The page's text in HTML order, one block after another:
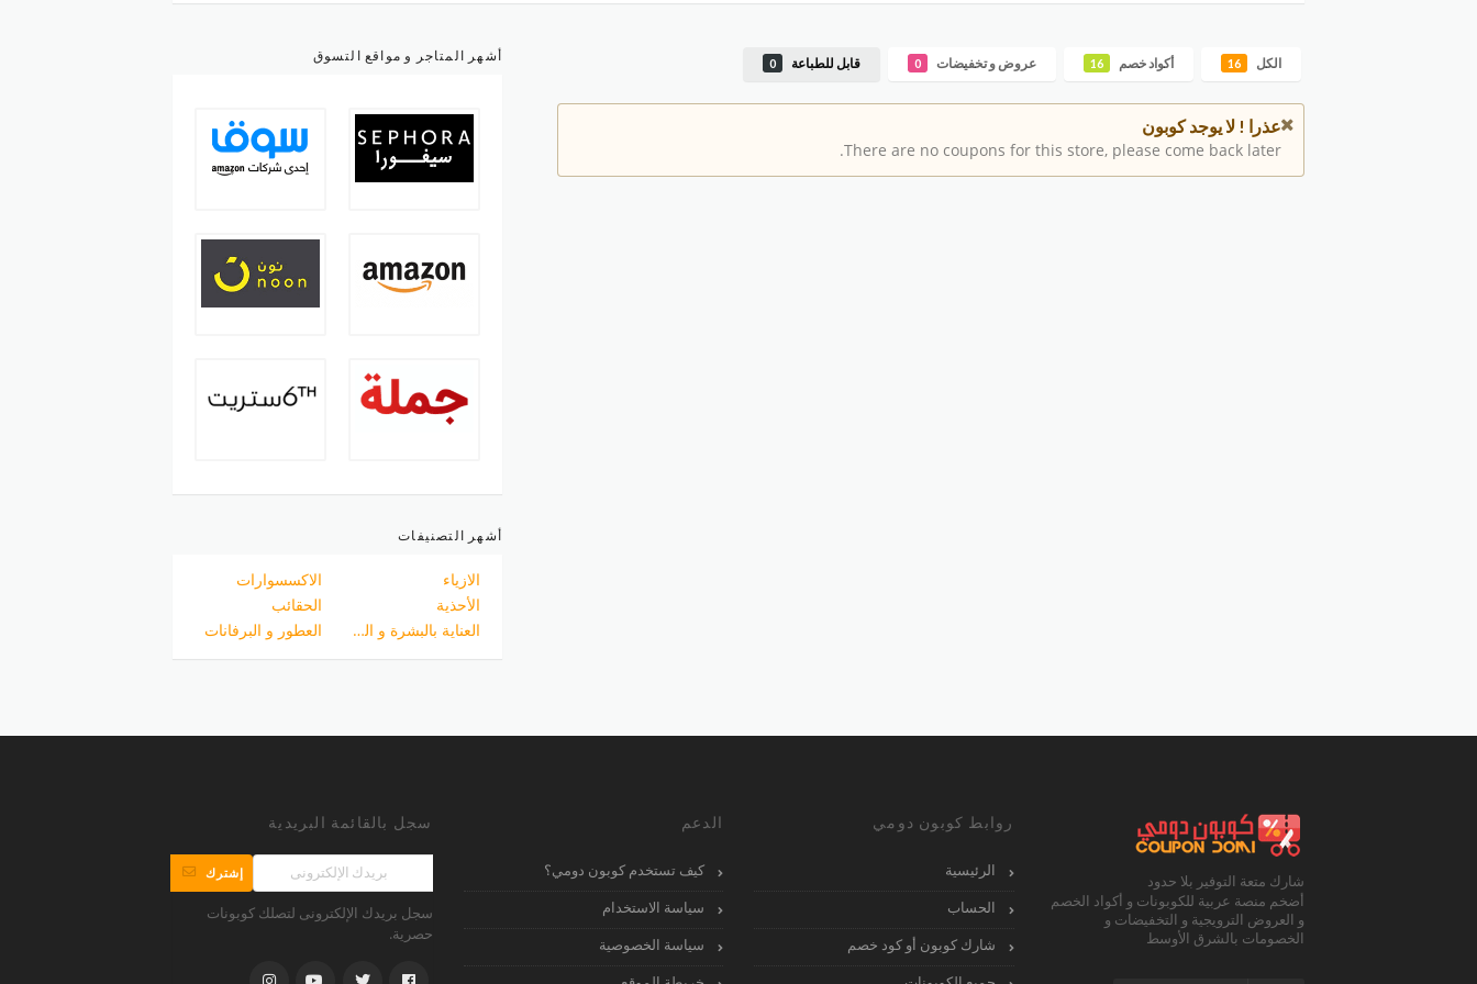
الكل 16 أكواد خصم 16 عروض و تخفيضات 0 قابل للطباعة 0
عذرا ! لا يوجد كوبون
There are no coupons for this store, please come back later.
أشهر المتاجر و مواقع التسوق
أشهر التصنيفات
الازياء
الاكسسوارات
الأحذية
الحقائب
العناية بالبشرة و الجسم
العطور و البرفانات
شارك متعة التوفير بلا حدود
أضخم منصة عربية للكوبونات و أكواد الخصم
و العروض الترويجية و التخفيضات و
الخصومات بالشرق الأوسط
روابط كوبون دومي
الرئيسية
الحساب
شارك كوبون أو كود خصم
الدعم
كيف تستخدم كوبون دومي؟
سياسة الاستخدام
سياسة الخصوصية
سجل بالقائمة البريدية
إشترك
سجل بريدك الإلكترونى لتصلك كوبونات
حصرية.